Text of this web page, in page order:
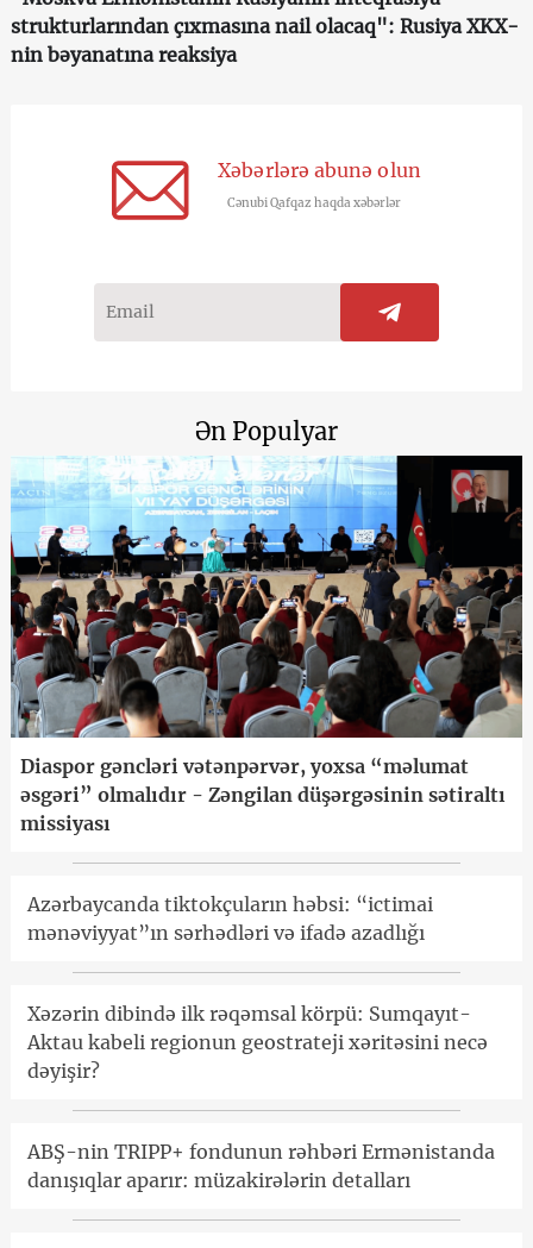
strukturlarından çıxmasına nail olacaq": Rusiya XKX-
nin bəyanatına reaksiya
Xəbərlərə abunə olun
Cənubi Qafqaz haqda xəbərlər
Ən Populyar
Diaspor gəncləri vətənpərvər, yoxsa “məlumat
əsgəri” olmalıdır - Zəngilan düşərgəsinin sətiraltı
missiyası
Azərbaycanda tiktokçuların həbsi: “ictimai
mənəviyyat”ın sərhədləri və ifadə azadlığı
Xəzərin dibində ilk rəqəmsal körpü: Sumqayıt-
Aktau kabeli regionun geostrateji xəritəsini necə
dəyişir?
ABŞ-nin TRIPP+ fondunun rəhbəri Ermənistanda
danışıqlar aparır: müzakirələrin detalları